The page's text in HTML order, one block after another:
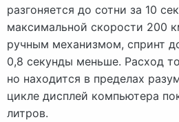
разгоняется до сотни за 10
максимальной скорости 200
ручным механизмом, спринт
0,8 секунды меньше. Расход
но находится в пределах
цикле дисплей компьютера
литров.